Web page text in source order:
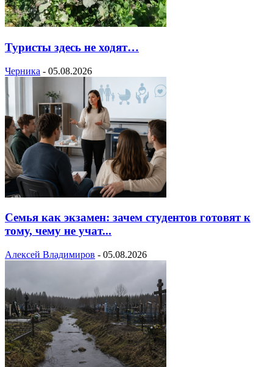
Туристы здесь не ходят…
Черника - 05.08.2026
Семья как экзамен: зачем студентов готовят к
тому, чему не учат...
Алексей Владимиров - 05.08.2026